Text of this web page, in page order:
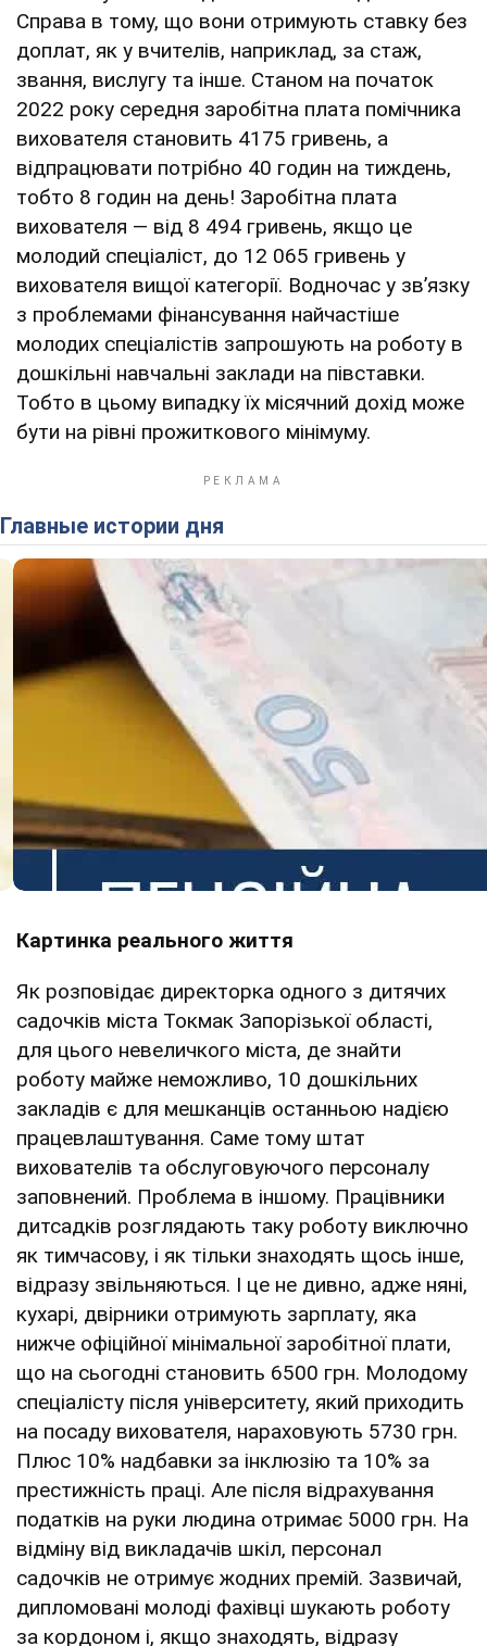
Справа в тому, що вони отримують ставку без
доплат, як у вчителів, наприклад, за стаж,
звання, вислугу та інше. Станом на початок
2022 року середня заробітна плата помічника
вихователя становить 4175 гривень, а
відпрацювати потрібно 40 годин на тиждень,
тобто 8 годин на день! Заробітна плата
вихователя — від 8 494 гривень, якщо це
молодий спеціаліст, до 12 065 гривень у
вихователя вищої категорії. Водночас у зв’язку
з проблемами фінансування найчастіше
молодих спеціалістів запрошують на роботу в
дошкільні навчальні заклади на півставки.
Тобто в цьому випадку їх місячний дохід може
бути на рівні прожиткового мінімуму.
Главные истории дня
Картинка реального життя
Як розповідає директорка одного з дитячих
садочків міста Токмак Запорізької області,
для цього невеличкого міста, де знайти
роботу майже неможливо, 10 дошкільних
закладів є для мешканців останньою надією
працевлаштування. Саме тому штат
вихователів та обслуговуючого персоналу
заповнений. Проблема в іншому. Працівники
дитсадків розглядають таку роботу виключно
як тимчасову, і як тільки знаходять щось інше,
відразу звільняються. І це не дивно, адже няні,
кухарі, двірники отримують зарплату, яка
нижче офіційної мінімальної заробітної плати,
що на сьогодні становить 6500 грн. Молодому
спеціалісту після університету, який приходить
на посаду вихователя, нараховують 5730 грн.
Плюс 10% надбавки за інклюзію та 10% за
престижність праці. Але після відрахування
податків на руки людина отримає 5000 грн. На
відміну від викладачів шкіл, персонал
садочків не отримує жодних премій. Зазвичай,
дипломовані молоді фахівці шукають роботу
за кордоном і, якщо знаходять, відразу